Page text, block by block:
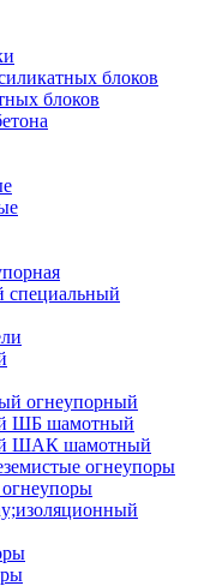
блоков
блоков
специальный
огнеупорный
ШБ шамотный
ШАК шамотный
огнеупоры